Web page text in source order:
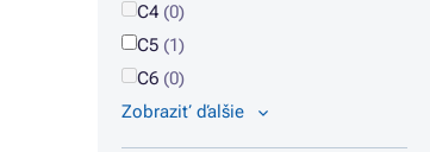
C4 (0)
C5 (1)
C6 (0)
Zobraziť ďalšie